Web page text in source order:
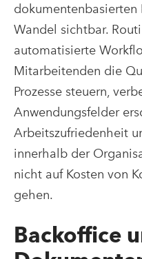
Wandel sichtbar.
automatisierte
Mitarbeitenden die
Prozesse steuern,
Anwendungsfelder
Arbeitszufriedenheit
innerhalb der
nicht auf Kosten von
gehen.
Backoffice